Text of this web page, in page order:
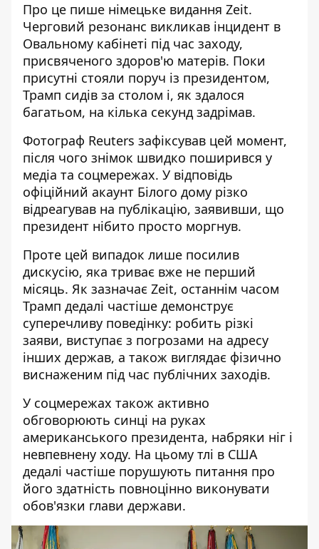
Про це пише німецьке видання Zeit.
Черговий резонанс викликав інцидент в
Овальному кабінеті під час заходу,
присвяченого здоров'ю матерів. Поки
присутні стояли поруч із президентом,
Трамп сидів за столом і, як здалося
багатьом, на кілька секунд задрімав.
Фотограф Reuters зафіксував цей момент,
після чого знімок швидко поширився у
медіа та соцмережах. У відповідь
офіційний акаунт Білого дому різко
відреагував на публікацію, заявивши, що
президент нібито просто моргнув.
Проте цей випадок лише посилив
дискусію, яка триває вже не перший
місяць. Як зазначає Zeit, останнім часом
Трамп дедалі частіше демонструє
суперечливу поведінку: робить різкі
заяви, виступає з погрозами на адресу
інших держав, а також виглядає фізично
виснаженим під час публічних заходів.
У соцмережах також активно
обговорюють синці на руках
американського президента, набряки ніг і
невпевнену ходу. На цьому тлі в США
дедалі частіше порушують питання про
його здатність повноцінно виконувати
обов'язки глави держави.